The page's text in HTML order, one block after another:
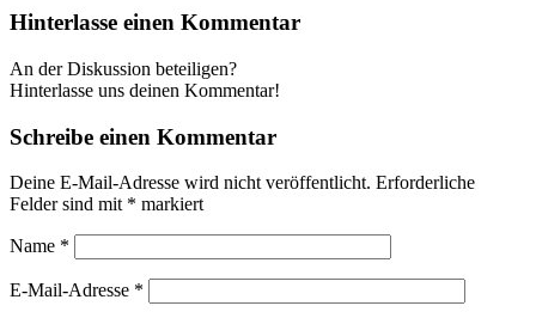
Hinterlasse einen Kommentar
An der Diskussion beteiligen?
Hinterlasse uns deinen Kommentar!
Schreibe einen Kommentar
Deine E-Mail-Adresse wird nicht veröffentlicht. Erforderliche
Felder sind mit * markiert
Name *
E-Mail-Adresse *